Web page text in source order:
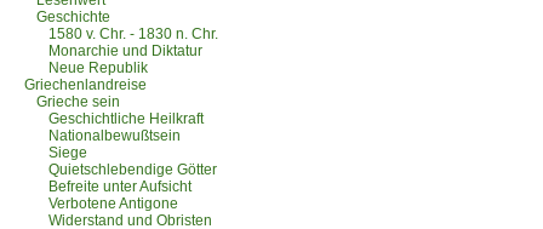
Geschichte
1580 v. Chr. - 1830 n. Chr.
Monarchie und Diktatur
Neue Republik
Griechenlandreise
Grieche sein
Geschichtliche Heilkraft
Nationalbewußtsein
Siege
Quietschlebendige Götter
Befreite unter Aufsicht
Verbotene Antigone
Widerstand und Obristen